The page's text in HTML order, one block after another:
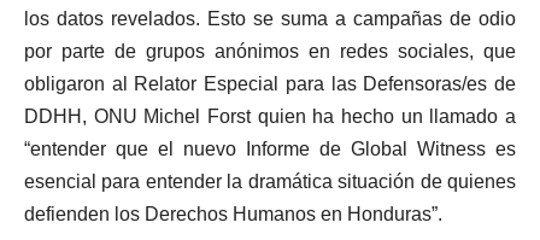
los datos revelados. Esto se suma a campañas de odio
por parte de grupos anónimos en redes sociales, que
obligaron al Relator Especial para las Defensoras/es de
DDHH, ONU Michel Forst quien ha hecho un llamado a
“entender que el nuevo Informe de Global Witness es
esencial para entender la dramática situación de quienes
defienden los Derechos Humanos en Honduras”.